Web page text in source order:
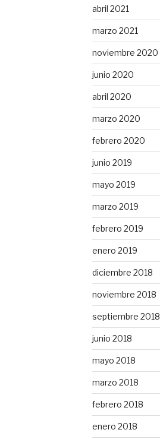
abril 2021
marzo 2021
noviembre 2020
junio 2020
abril 2020
marzo 2020
febrero 2020
junio 2019
mayo 2019
marzo 2019
febrero 2019
enero 2019
diciembre 2018
noviembre 2018
septiembre 2018
junio 2018
mayo 2018
marzo 2018
febrero 2018
enero 2018